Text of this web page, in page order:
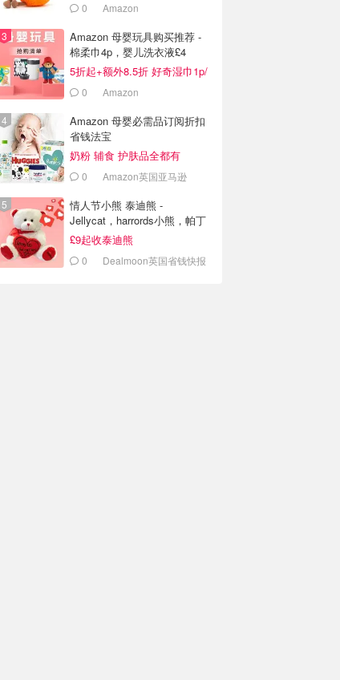
0 Amazon
Amazon 母婴玩具购买推荐 -
棉柔巾4p，婴儿洗衣液£4
5折起+额外8.5折 好奇湿巾1p/
张 0 Amazon
Amazon 母婴必需品订阅折扣
省钱法宝
奶粉 辅食 护肤品全都有
0 Amazon英国亚马逊
情人节小熊 泰迪熊 -
Jellycat，harrords小熊，帕丁
顿熊
£9起收泰迪熊
0 Dealmoon英国省钱快报